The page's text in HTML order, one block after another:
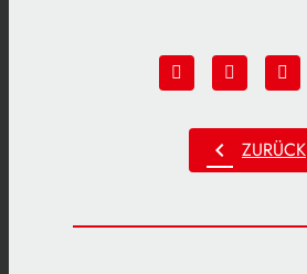
chevron_left ZURÜCK